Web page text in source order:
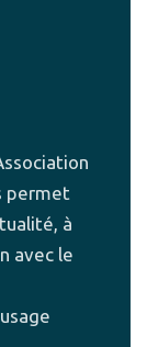
permet
à
avec le